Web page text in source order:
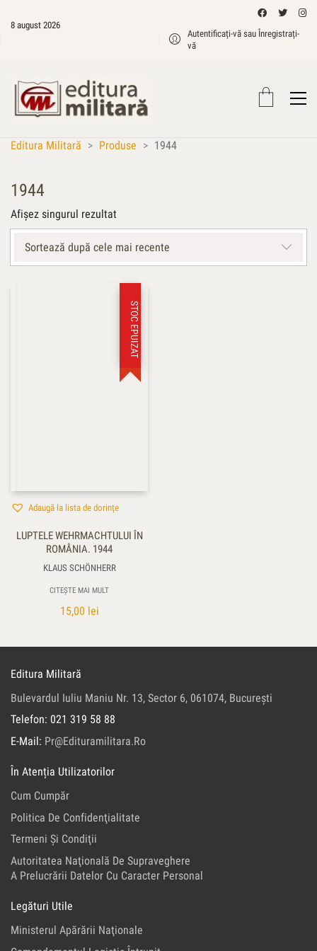
8 august 2026
Autentificați-vă sau Înregistrați-
vă
Editura Militară > Produse > 1944
1944
Afișez singurul rezultat
Sortează după cele mai recente
STOC EPUIZAT
Adaugă la lista de dorințe
LUPTELE WEHRMACHTULUI ÎN
ROMÂNIA. 1944
KLAUS SCHÖNHERR
CITEȘTE MAI MULT
15,00 lei
Editura Militară
Bulevardul Iuliu Maniu Nr. 13, Sector 6, 061074, Bucureşti
Telefon: 021 319 58 88
E-Mail: Pr@edituramilitara.ro
În Atenția Utilizatorilor
Cum Cumpăr
Politica De Confidenţialitate
Termeni Şi Condiţii
Autoritatea Naţională De Supraveghere
A Prelucrării Datelor Cu Caracter Personal
Legături Utile
Ministerul Apărării Naţionale